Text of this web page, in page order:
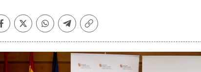
Facebook
TwitterWhatsapp
Telegram
Copiar